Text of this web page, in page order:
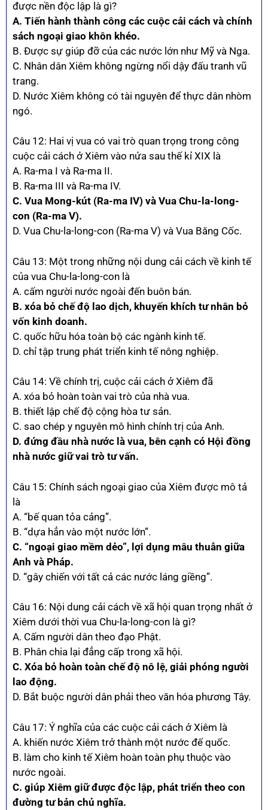
được nền độc lập là gì?
A. Tiến hành thành công các cuộc cải cách và chính
sách ngoại giao khôn khéo.
B. Được sự giúp đỡ của các nước lớn như Mỹ và Nga.
C. Nhân dân Xiêm không ngừng nổi dậy đấu tranh vũ
trang.
D. Nước Xiêm không có tài nguyên để thực dân nhòm
ngó.
Câu 12: Hai vị vua có vai trò quan trọng trong công
cuộc cải cách ở Xiêm vào nửa sau thế kỉ XIX là
A. Ra-ma I và Ra-ma II.
B. Ra-ma III và Ra-ma IV.
C. Vua Mong-kút (Ra-ma IV) và Vua Chu-la-long-
con (Ra-ma V).
D. Vua Chu-la-long-con (Ra-ma V) và Vua Băng Cốc.
Câu 13: Một trong những nội dung cải cách về kinh tế
của vua Chu-la-long-con là
A. cấm người nước ngoài đến buôn bán.
B. xóa bỏ chế độ lao dịch, khuyến khích tư nhân bỏ
vốn kinh doanh.
C. quốc hữu hóa toàn bộ các ngành kinh tế.
D. chỉ tập trung phát triển kinh tế nông nghiệp.
Câu 14: Về chính trị, cuộc cải cách ở Xiêm đã
A. xóa bỏ hoàn toàn vai trò của nhà vua.
B. thiết lập chế độ cộng hòa tư sản.
C. sao chép y nguyên mô hình chính trị của Anh.
D. đứng đầu nhà nước là vua, bên cạnh có Hội đồng
nhà nước giữ vai trò tư vấn.
Câu 15: Chính sách ngoại giao của Xiêm được mô tả
là
A. “bế quan tỏa cảng”.
B. “dựa hẳn vào một nước lớn”.
C. “ngoại giao mềm dẻo”, lợi dụng mâu thuẫn giữa
Anh và Pháp.
D. “gây chiến với tất cả các nước láng giềng”.
Câu 16: Nội dung cải cách về xã hội quan trọng nhất ở
Xiêm dưới thời vua Chu-la-long-con là gì?
A. Cấm người dân theo đạo Phật.
B. Phân chia lại đẳng cấp trong xã hội.
C. Xóa bỏ hoàn toàn chế độ nô lệ, giải phóng người
lao động.
D. Bắt buộc người dân phải theo văn hóa phương Tây.
Câu 17: Ý nghĩa của các cuộc cải cách ở Xiêm là
A. khiến nước Xiêm trở thành một nước đế quốc.
B. làm cho kinh tế Xiêm hoàn toàn phụ thuộc vào
nước ngoài.
C. giúp Xiêm giữ được độc lập, phát triển theo con
đường tư bản chủ nghĩa.